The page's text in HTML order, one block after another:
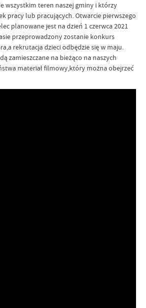
wszystkim teren naszej gminy i którzy
pracy lub pracujących. Otwarcie pierwszego
planowane jest na dzień 1 czerwca 2021
przeprowadzony zostanie konkurs
rekrutacja dzieci odbędzie się w maju.
zamieszczane na bieżąco na naszych
materiał filmowy,który można obejrzeć